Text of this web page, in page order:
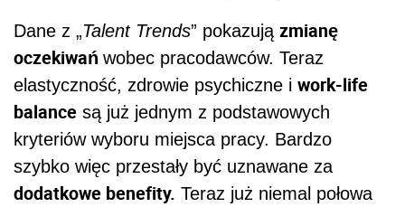
Dane z „Talent Trends” pokazują zmianę
oczekiwań wobec pracodawców. Teraz
elastyczność, zdrowie psychiczne i work-life
balance są już jednym z podstawowych
kryteriów wyboru miejsca pracy. Bardzo
szybko więc przestały być uznawane za
dodatkowe benefity. Teraz już niemal połowa